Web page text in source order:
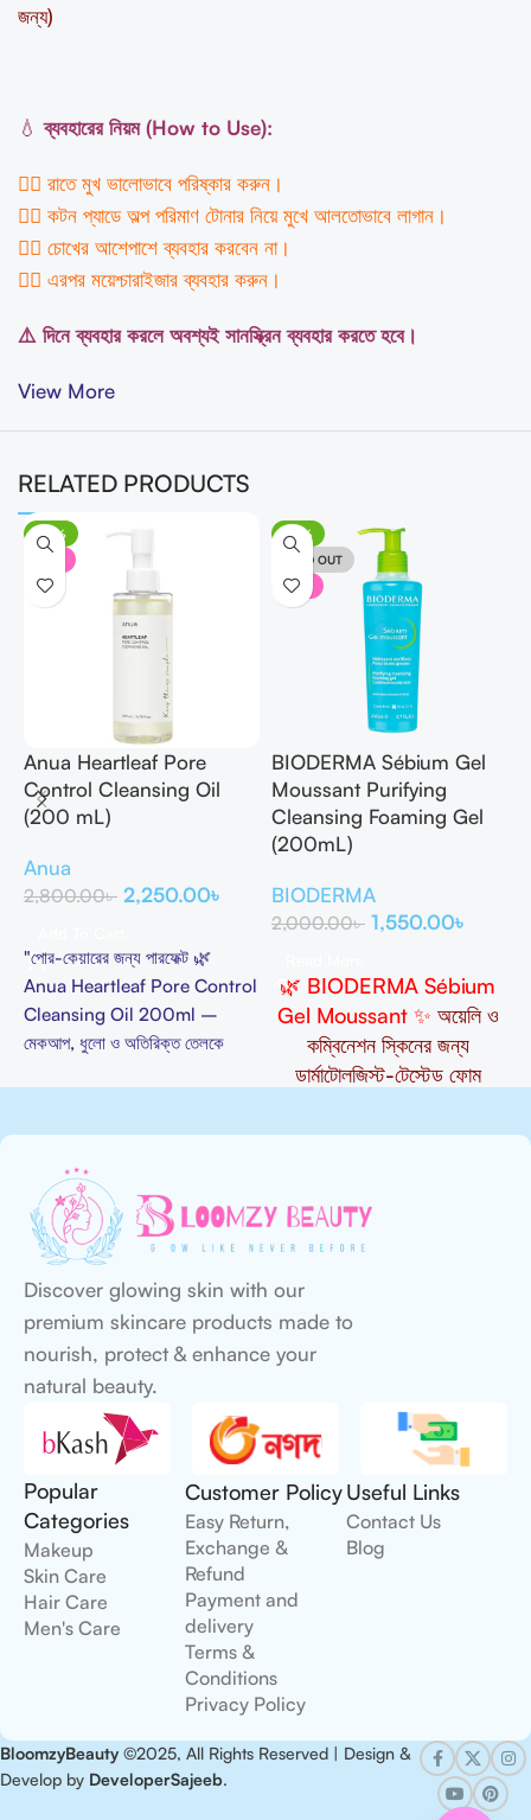
জন্য)
💧ব্যবহারের নিয়ম (How to Use):
১️⃣ রাতে মুখ ভালোভাবে পরিষ্কার করুন।
২️⃣ কটন প্যাডে অল্প পরিমাণ টোনার নিয়ে মুখে আলতোভাবে লাগান।
৩️⃣ চোখের আশেপাশে ব্যবহার করবেন না।
৪️⃣ এরপর ময়েশ্চারাইজার ব্যবহার করুন।
⚠️ দিনে ব্যবহার করলে অবশ্যই সানস্ক্রিন ব্যবহার করতে হবে।
View More
RELATED PRODUCTS
-20%
Anua Heartleaf Pore
Control Cleansing Oil
(200 mL)
Anua
2,800.00৳ 2,250.00৳
"পোর-কেয়ারের জন্য পারফেক্ট 🌿
Anua Heartleaf Pore Control
Cleansing Oil 200ml –
মেকআপ, ধুলো ও অতিরিক্ত তেলকে
-23%
SOLD OUT
NEW
BIODERMA Sébium Gel
Moussant Purifying
Cleansing Foaming Gel
(200mL)
BIODERMA
2,000.00৳ 1,550.00৳
🌿 BIODERMASébium
Gel Moussant✨ অয়েলিও
কম্বিনেশন স্কিনের জন্য
ডার্মাটোলজিস্ট-টেস্টেড ফোম
এবং ব্রণ কমাতে সহায়তা করে।
Discover glowing skin with our
premium skincare products made to
nourish, protect & enhance your
natural beauty.
Popular
Categories
Makeup
Skin Care
Hair Care
Men's Care
Customer Policy
Easy Return,
Exchange &
Refund
Payment and
delivery
Terms &
Conditions
Privacy Policy
Useful Links
Contact Us
Blog
BloomzyBeauty©2025, All Rights Reserved | Design &
Develop by DeveloperSajeeb.